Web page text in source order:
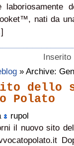
nati da
» Archive:
dello
Polato
rupol
il nuovo sito